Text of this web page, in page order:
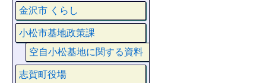
金沢市 くらし
小松市基地政策課
空自小松基地に関する資料
志賀町役場